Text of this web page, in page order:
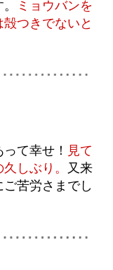
ミョウバンを
つきでないと
て幸せ！ 見て
しぶり。 又来
苦労さまでし